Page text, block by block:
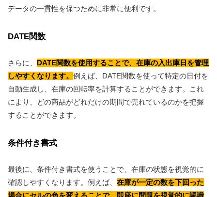
データの一貫性を保つために非常に便利です。
DATE関数
さらに、 DATE関数を使用することで、在庫の入出庫日を管理
しやすくなります。 例えば、DATE関数を使って特定の日付を
自動生成し、在庫の回転率を計算することができます。これ
により、どの商品がどれだけの期間で売れているのかを把握
することができます。
条件付き書式
最後に、条件付き書式を使うことで、在庫の状態を視覚的に
確認しやすくなります。例えば、 在庫が一定の数を下回った
場合にセルの色を変えることで、即座に問題を視覚的に認識